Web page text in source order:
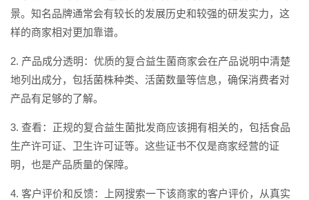
景。知名品牌通常会有较长的发展历史和较强的研发实力，这
样的商家相对更加靠谱。
2. 产品成分透明：优质的复合益生菌商家会在产品说明中清楚
地列出成分，包括菌株种类、活菌数量等信息，确保消费者对
产品有足够的了解。
3. 查看：正规的复合益生菌批发商应该拥有相关的，包括食品
生产许可证、卫生许可证等。这些证书不仅是商家经营的证
明，也是产品质量的保障。
4. 客户评价和反馈：上网搜索一下该商家的客户评价，从真实